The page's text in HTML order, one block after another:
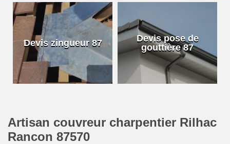
Devis zingueur 87
Devis pose de
gouttière 87
Artisan couvreur charpentier Rilhac
Rancon 87570